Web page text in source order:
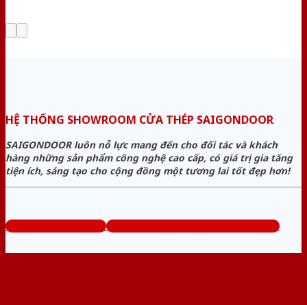
HỆ THỐNG SHOWROOM CỬA THÉP SAIGONDOOR
SAIGONDOOR luôn nỗ lực mang đến cho đối tác và khách
hàng những sản phẩm công nghệ cao cấp, có giá trị gia tăng
tiện ích, sáng tạo cho cộng đồng một tương lai tốt đẹp hơn!
www.bancuathep.com Tổng đài tư vấn miễn phí: 0824.400.400